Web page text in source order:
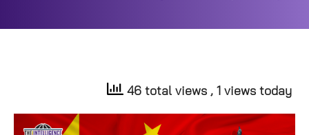
46 total views , 1 views today